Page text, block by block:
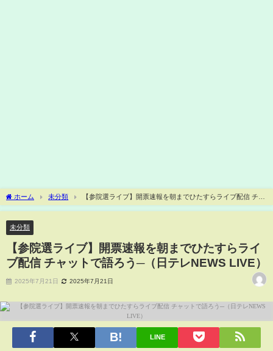
ホーム 未分類
【参院選ライブ】開票速報を朝までひたすらライブ配信 チャ
ットで語ろう─（日テレNEWS LIVE）
未分類
【参院選ライブ】開票速報を朝までひたすらライ
ブ配信 チャットで語ろう─（日テレNEWS LIVE）
2025年7月21日 2025年7月21日
LINE